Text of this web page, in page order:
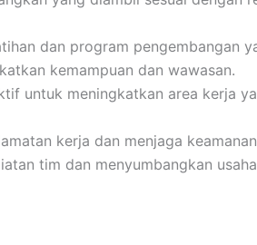
dan program pengembangan
kemampuan dan wawasan.
untuk meningkatkan area kerja
kerja dan menjaga
tim dan menyumbangkan